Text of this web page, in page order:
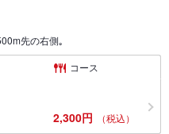
先の右側｡
コース
2,300円 （税込）